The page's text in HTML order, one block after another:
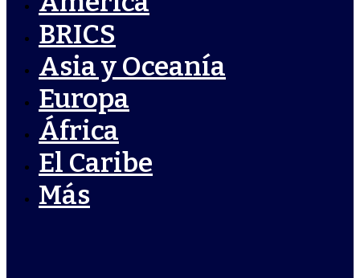
BRICS
Asia y Oceanía
Europa
África
El Caribe
Más